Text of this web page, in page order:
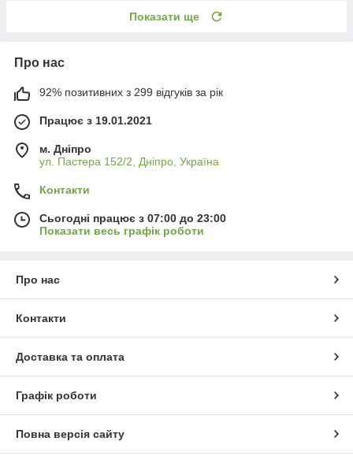
Показати ще
Про нас
92% позитивних з 299 відгуків за рік
Працює з 19.01.2021
м. Дніпро
ул. Пастера 152/2, Дніпро, Україна
Контакти
Сьогодні працює з 07:00 до 23:00
Показати весь графік роботи
Про нас
Контакти
Доставка та оплата
Графік роботи
Повна версія сайту